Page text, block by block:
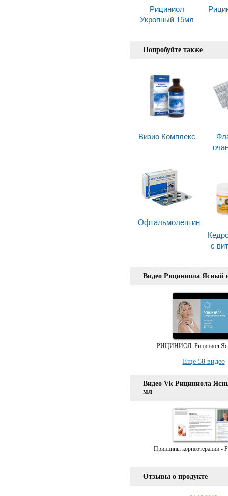
Рициниол
Укропный 15мл
Попробуйте также
Визио Комплекс
Офтальмолептин
с
Видео Рициниола Ясный
РИЦИНИОЛ. Рициниол
Еще 58 видео
Видео Vk Рициниола
мл
Принципы корнеотерапии -
Отзывы о продукте